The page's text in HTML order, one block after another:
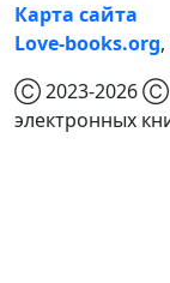
Карта сайта
Love-books.org,
Ⓒ 2023-2026 Ⓒ
электронных